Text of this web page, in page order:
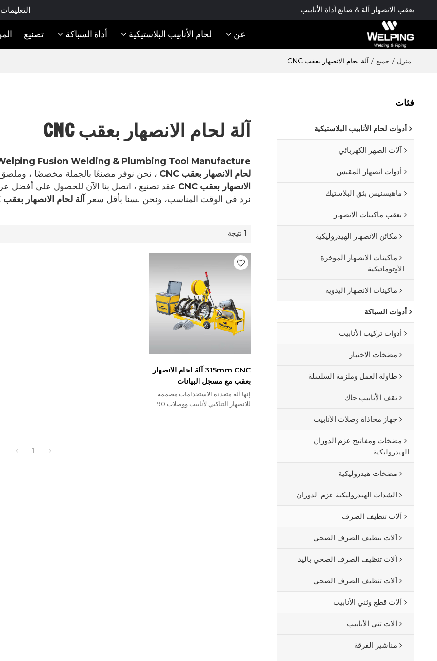
بعقب الانصهار آلة & صانع أداة الأنابيب التعليمات
عن لحام الأنابيب البلاستيكية أداة السباكة تصنيع
منزل / جميع / آلة لحام الانصهار بعقب CNC
فئات
أدوات لحام الأنابيب البلاستيكية
آلات الصهر الكهربائي
أدوات انصهار المقبس
ماهيسنيس بثق البلاستيك
بعقب ماكينات الانصهار
مكائن الانصهار الهيدروليكية
ماكينات الانصهار المؤخرة
الأوتوماتيكية
ماكينات الانصهار اليدوية
أدوات السباكة
أدوات تركيب الأنابيب
مضخات الاختبار
طاولة العمل وملزمة السلسلة
تقف الأنابيب جاك
جهاز محاذاة وصلات الأنابيب
مضخات ومفاتيح عزم الدوران
الهيدروليكية
مضخات هيدروليكية
الشدات الهيدروليكية عزم الدوران
آلات تنظيف الصرف
آلات تنظيف الصرف الصحي
آلات تنظيف الصرف الصحي باليد
آلات تنظيف الصرف الصحي
آلات قطع وثني الأنابيب
آلات ثني الأنابيب
مناشير الفرقة
آلة لحام الانصهار بعقب CNC
Fusion Welding & Plumbing Tool Manufacture
لحام الانصهار بعقب CNC
، نحن نوفر مصنعًا بالجملة مخصصًا ،
الانصهار بعقب CNC
عقد تصنيع ، اتصل بنا الآن للحصول على أفضل
نرد في الوقت المناسب، ونحن لسنا بأقل سعر
آلة لحام الانصهار بعقب CNC
1 نتيجة
315mm CNC آلة لحام الانصهار
بعقب مع مسجل البيانات
إنها آلة متعددة الاستخدامات مصممة
للانصهار التناكبي لأنابيب ووصلات 90
1